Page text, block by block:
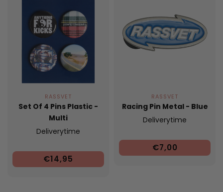
RASSVET
Set Of 4 Pins Plastic -
Multi
Deliverytime
€14,95
RASSVET
Racing Pin Metal - Blue
Deliverytime
€7,00